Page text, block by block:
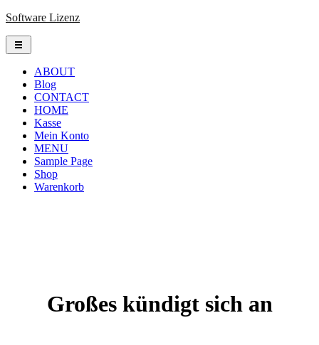
Skip
content
Software Lizenz
ABOUT
Blog
CONTACT
HOME
Kasse
Mein Konto
MENU
Sample Page
Shop
Warenkorb
Großes kündigt sich an